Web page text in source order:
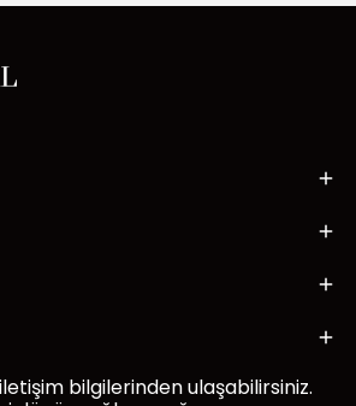
bilgilerinden ulaşabilirsiniz.